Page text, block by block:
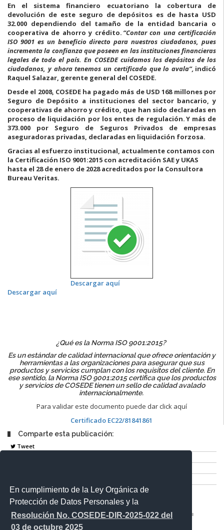
En cumplimiento de la Ley Orgánica de
Protección de Datos Personales y la
Resolución No. COSEDE-DIR-2025-022 del
03 de octubre 2025
En el sistema financiero ecuatoriano la cobertura de
devolución de este seguro de depósitos es de hasta USD
32.000 dependiendo del tamaño de la entidad bancaria o
cooperativa de ahorro y crédito. “Contar con una certificación
ISO 9001 es un beneficio directo para nuestros ciudadanos, pues
incrementa la confianza que poseen en las instituciones financieras
legales de todo el país. En COSEDE cuidamos los depósitos de los
ciudadanos, y ahora tenemos un certificado que lo avala”, indicó
Raquel Salazar, gerente general del COSEDE.
Desde el 2008, COSEDE ha pagado más de USD 168 millones por
Seguro de Depósito a instituciones del sector bancario, y
cooperativas de ahorro y crédito, que han sido declaradas en
proceso de liquidación por los entes de regulación. Y más de
373.000 por Seguro de Seguros Privados de empresas
aseguradoras privadas, declaradas en liquidación forzosa.
Gracias al esfuerzo institucional, actualmente contamos con
la Certificación ISO 9001:2015 con acreditación SAE y UKAS
hasta el 28 de enero de 2028 acreditados por la Consultora
Bureau Veritas.
Descargar aquí
Descargar aquí
¿Qué es la Norma ISO 9001:2015?
Es un estándar de calidad internacional que ofrece orientación y
herramientas a las organizaciones para asegurar que sus
productos y servicios cumplan con los requisitos del cliente. En
ese sentido, la Norma ISO 9001:2015 certifica que los productos
y servicios de COSEDE tienen un sello de calidad avalado
internacionalmente.
Para validar este documento puede dar click aquí
Certificado EC22/81841861
Comparte esta publicación:
Tweet
Entérate